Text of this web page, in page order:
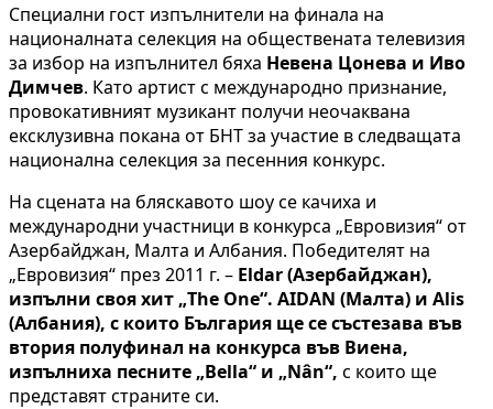
Специални гост изпълнители на финала на
националната селекция на обществената телевизия
за избор на изпълнител бяха Невена Цонева и Иво
Димчев. Като артист с международно признание,
провокативният музикант получи неочаквана
ексклузивна покана от БНТ за участие в следващата
национална селекция за песенния конкурс.
На сцената на бляскавото шоу се качиха и
международни участници в конкурса „Евровизия“ от
Азербайджан, Малта и Албания. Победителят на
„Евровизия“ през 2011 г. – Eldar (Азербайджан),
изпълни своя хит „The One“. AIDAN (Малта) и Alis
(Албания), с които България ще се състезава във
втория полуфинал на конкурса във Виена,
изпълниха песните „Bella“ и „Nân“, с които ще
представят страните си.